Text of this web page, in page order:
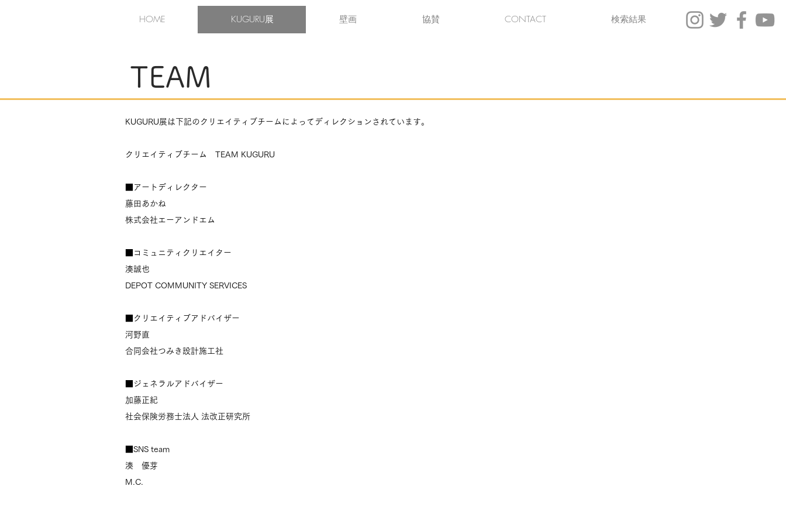
HOME KUGURU展 壁画 協賛 CONTACT 検索結果
TEAM
KUGURU展は下記のクリエイティブチームによってディレクションされています。
クリエイティブチーム TEAM KUGURU
■アートディレクター
藤田あかね
株式会社エーアンドエム
■コミュニティクリエイター
湊誠也
DEPOT COMMUNITY SERVICES
■クリエイティブアドバイザー
河野直
合同会社つみき設計施工社
■ジェネラルアドバイザー
加藤正紀
社会保険労務士法人 法改正研究所
■SNS team
湊 優芽
M.C.